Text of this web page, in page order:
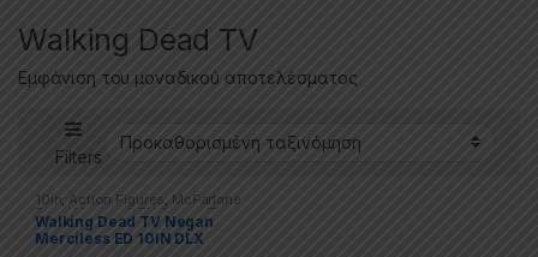
Walking Dead TV
Εμφάνιση του μοναδικού αποτελέσματος
Filters
10in,Action Figures , McFarlane
Toys ,Movies & TV Series The
Walking Dead
Walking Dead TV Negan
Merciless ED 10IN DLX